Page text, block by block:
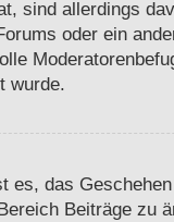
sind allerdings
oder ein
wurde.
es, das
Beiträge zu